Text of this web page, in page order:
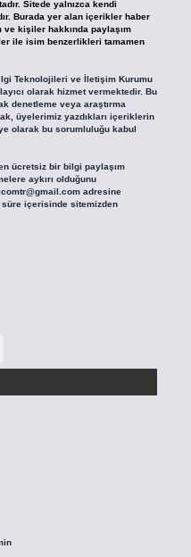
Sitede yalnızca kendi
Burada yer alan içerikler haber
kişiler hakkında paylaşım
ile isim benzerlikleri tamamen
Teknolojileri ve İletişim Kurumu
olarak hizmet vermektedir. Bu
denetleme veya araştırma
üyelerimiz yazdıkları içeriklerin
olarak bu sorumluluğu kabul
ücretsiz bir bilgi paylaşım
aykırı olduğunu
adresine
içerisinde sitemizden